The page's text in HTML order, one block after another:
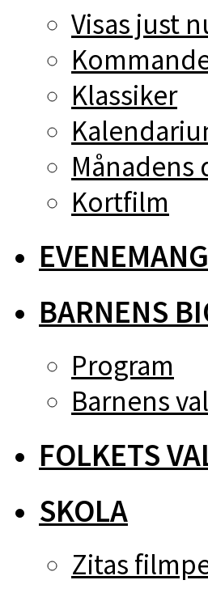
Visas just
Klassiker
Kortfilm
EVENEMANG
BARNENS
Program
Barnens val
FOLKETS
SKOLA
Zitas